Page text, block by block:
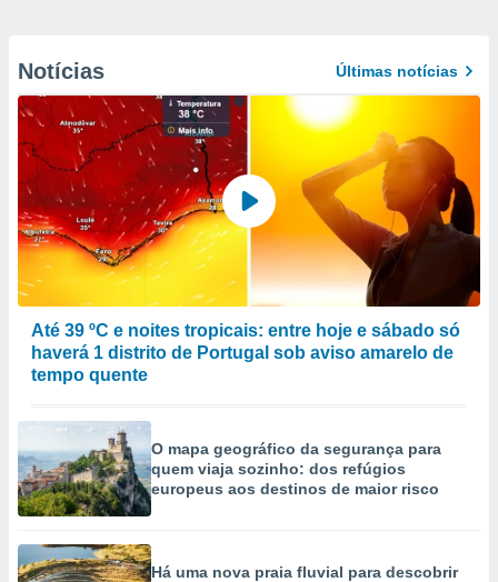
Notícias Últimas notícias
Até 39 ºC e noites tropicais: entre hoje e sábado só
haverá 1 distrito de Portugal sob aviso amarelo de
tempo quente
O mapa geográfico da segurança para
quem viaja sozinho: dos refúgios
europeus aos destinos de maior risco
Há uma nova praia fluvial para descobrir